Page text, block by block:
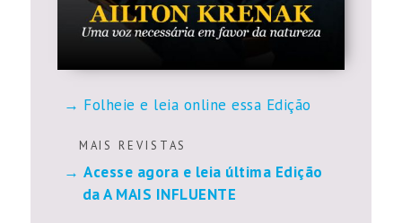
Folheie e leia online essa Edição
M A I S R E V I S T A S
Acesse agora e leia última Edição
da A MAIS INFLUENTE